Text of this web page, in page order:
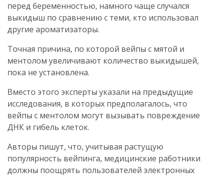
перед беременностью, намного чаще случался
выкидыш по сравнению с теми, кто использовал
другие ароматизаторы.
Точная причина, по которой вейпы с мятой и
ментолом увеличивают количество выкидышей,
пока не установлена.
Вместо этого эксперты указали на предыдущие
исследования, в которых предполагалось, что
вейпы с ментолом могут вызывать повреждение
ДНК и гибель клеток.
Авторы пишут, что, учитывая растущую
популярность вейпинга, медицинские работники
должны поощрять пользователей электронных